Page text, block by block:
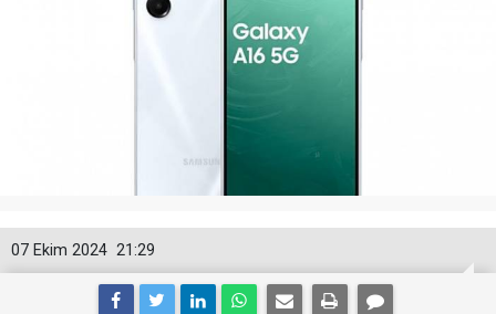
21:29
07 Ekim 2024